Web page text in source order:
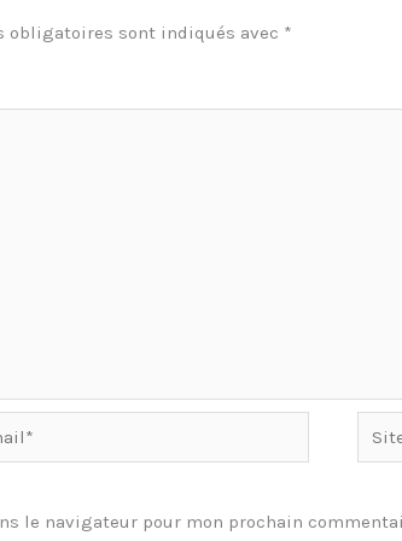
obligatoires sont indiqués avec *
Site
le navigateur pour mon prochain